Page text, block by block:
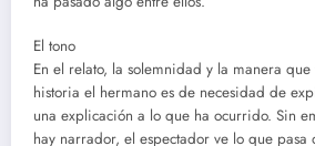
El tono
En el relato, la solemnidad y la manera
historia el hermano es de necesidad de
una explicación a lo que ha ocurrido. Sin
hay narrador, el espectador ve lo que pasa